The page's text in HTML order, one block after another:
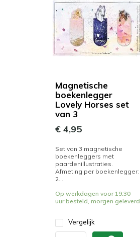
Magnetische
boekenlegger
Lovely Horses set
van 3
€ 4,95
Set van 3 magnetische
boekenleggers met
paardenillustraties.
Afmeting per boekenlegger:
2...
Op werkdagen voor 19:30
uur besteld, morgen geleverd
Vergelijk